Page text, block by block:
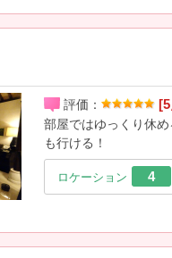
評価：
部屋ではゆっくり休
も行ける！
ロケーション 4